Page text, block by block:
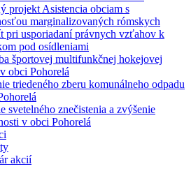
projekt Asistencia obciam s
marginalizovaných rómskych
pri usporiadaní právnych vzťahov k
pod osídleniami
športovej multifunkčnej hokejovej
obci Pohorelá
triedeného zberu komunálneho odpadu
svetelného znečistenia a zvýšenie
v obci Pohorelá
akcií